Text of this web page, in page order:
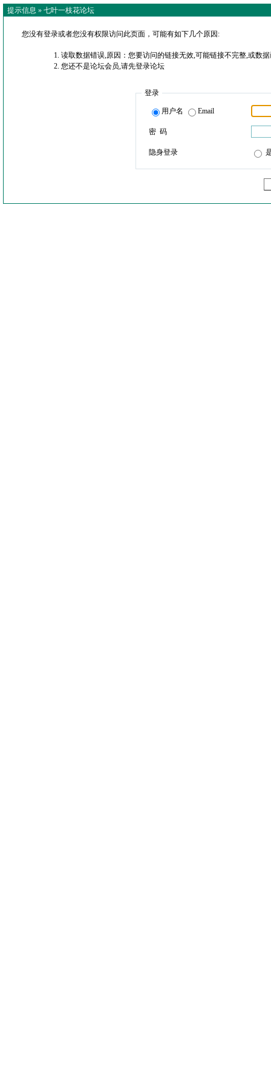
提示信息 » 七叶一枝花论坛
您没有登录或者您没有权限访问此页面，可能有如下几个原因:
读取数据错误,原因：您要访问的链接无效,可能链接不完整,或数
您还不是论坛会员,请先登录论坛
登录
用户名 Email
密 码
隐身登录